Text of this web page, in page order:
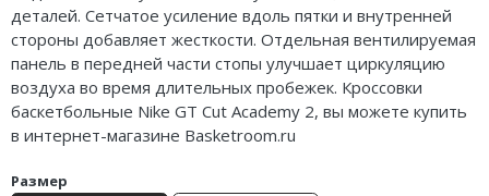
деталей. Сетчатое усиление вдоль пятки и внутренней
стороны добавляет жесткости. Отдельная вентилируемая
панель в передней части стопы улучшает циркуляцию
воздуха во время длительных пробежек. Кроссовки
баскетбольные Nike GT Cut Academy 2, вы можете купить
в интернет-магазине Basketroom.ru
Размер
Air Jordan 10
Air Jordan 11
Air Jordan 12
Air Jordan 13
Nike ST
Nike GT
Nike Ja
Nike Book